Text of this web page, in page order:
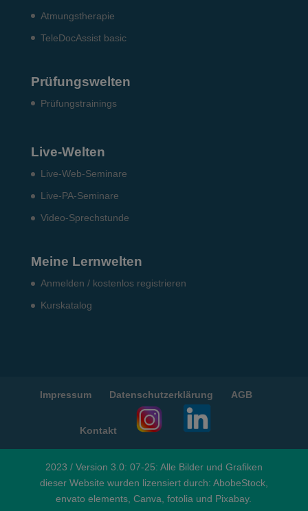
Atmungstherapie
TeleDocAssist basic
Prüfungswelten
Prü­fungs­trai­nings
Live-Welten
Live-Web-Seminare
Live-PA-Seminare
Video-Sprechstunde
Meine Lernwelten
Anmelden / kostenlos registrieren
Kurskatalog
Impressum Datenschutzerklärung AGB
Kontakt
2023 / Version 3.0: 07-25: Alle Bilder und Grafiken
dieser Website wurden lizensiert durch: AbobeStock,
envato elements, Canva, fotolia und Pixabay.